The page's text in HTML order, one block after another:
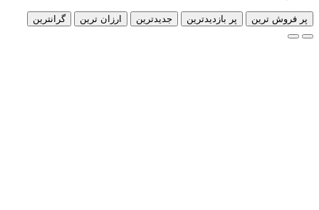
ترین پر بازدیدترین جدیدترین ارزان ترین گرانترین